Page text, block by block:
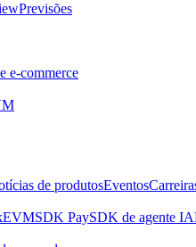
Previsões
e-commerce
de produtosEventos
SDK PaySDK de agente IA